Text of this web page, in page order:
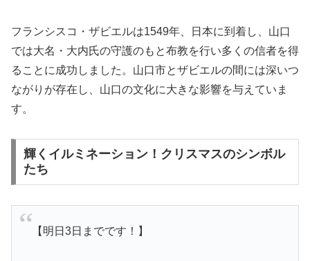
フランシスコ・ザビエルは1549年、日本に到着し、山口
では大名・大内氏の守護のもと布教を行い多くの信者を得
ることに成功しました。山口市とザビエルの間には深いつ
ながりが存在し、山口の文化に大きな影響を与えていま
す。
輝くイルミネーション！クリスマスのシンボル
たち
【明日3日までです！】